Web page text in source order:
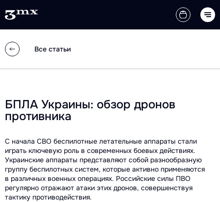
Все статьи
БПЛА Украины: обзор дронов
противника
С начала СВО беспилотные летательные аппараты стали
играть ключевую роль в современных боевых действиях.
Украинские аппараты представляют собой разнообразную
группу беспилотных систем, которые активно применяются
в различных военных операциях. Российские силы ПВО
регулярно отражают атаки этих дронов, совершенствуя
тактику противодействия.